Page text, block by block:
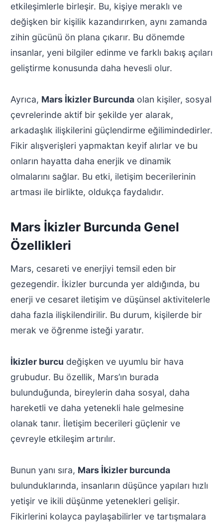
etkileşimlerle birleşir. Bu, kişiye meraklı ve
değişken bir kişilik kazandırırken, aynı zamanda
zihin gücünü ön plana çıkarır. Bu dönemde
insanlar, yeni bilgiler edinme ve farklı bakış açıları
geliştirme konusunda daha hevesli olur.
Ayrıca, Mars İkizler Burcundaolan kişiler, sosyal
çevrelerinde aktif bir şekilde yer alarak,
arkadaşlık ilişkilerini güçlendirme eğilimindedirler.
Fikir alışverişleri yapmaktan keyif alırlar ve bu
onların hayatta daha enerjik ve dinamik
olmalarını sağlar. Bu etki, iletişim becerilerinin
artması ile birlikte, oldukça faydalıdır.
Mars İkizler Burcunda Genel
Özellikleri
Mars, cesareti ve enerjiyi temsil eden bir
gezegendir. İkizler burcunda yer aldığında, bu
enerji ve cesaret iletişim ve düşünsel aktivitelerle
daha fazla ilişkilendirilir. Bu durum, kişilerde bir
merak ve öğrenme isteği yaratır.
İkizler burcu değişken ve uyumlu bir hava
grubudur. Bu özellik, Mars’ın burada
bulunduğunda, bireylerin daha sosyal, daha
hareketli ve daha yetenekli hale gelmesine
olanak tanır. İletişim becerileri güçlenir ve
çevreyle etkileşim artırılır.
Bunun yanı sıra, Mars İkizler burcunda
bulunduklarında, insanların düşünce yapıları hızlı
yetişir ve ikili düşünme yetenekleri gelişir.
Fikirlerini kolayca paylaşabilirler ve tartışmalara